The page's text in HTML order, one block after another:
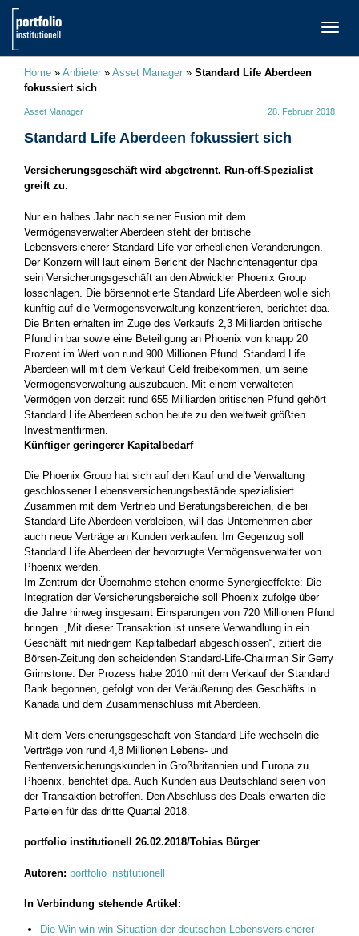
Home » Anbieter » Asset Manager » Standard Life Aberdeen
fokussiert sich
Asset Manager 28. Februar 2018
Standard Life Aberdeen fokussiert sich
Versicherungsgeschäft wird abgetrennt. Run-off-Spezialist
greift zu.
Nur ein halbes Jahr nach seiner Fusion mit dem
Vermögensverwalter Aberdeen steht der britische
Lebensversicherer Standard Life vor erheblichen Veränderungen.
Der Konzern will laut einem Bericht der Nachrichtenagentur dpa
sein Versicherungsgeschäft an den Abwickler Phoenix Group
losschlagen. Die börsennotierte Standard Life Aberdeen wolle sich
künftig auf die Vermögensverwaltung konzentrieren, berichtet dpa.
Die Briten erhalten im Zuge des Verkaufs 2,3 Milliarden britische
Pfund in bar sowie eine Beteiligung an Phoenix von knapp 20
Prozent im Wert von rund 900 Millionen Pfund. Standard Life
Aberdeen will mit dem Verkauf Geld freibekommen, um seine
Vermögensverwaltung auszubauen. Mit einem verwalteten
Vermögen von derzeit rund 655 Milliarden britischen Pfund gehört
Standard Life Aberdeen schon heute zu den weltweit größten
Investmentfirmen.
Künftiger geringerer Kapitalbedarf
Die Phoenix Group hat sich auf den Kauf und die Verwaltung
geschlossener Lebensversicherungsbestände spezialisiert.
Zusammen mit dem Vertrieb und Beratungsbereichen, die bei
Standard Life Aberdeen verbleiben, will das Unternehmen aber
auch neue Verträge an Kunden verkaufen. Im Gegenzug soll
Standard Life Aberdeen der bevorzugte Vermögensverwalter von
Phoenix werden.
Im Zentrum der Übernahme stehen enorme Synergieeffekte: Die
Integration der Versicherungsbereiche soll Phoenix zufolge über
die Jahre hinweg insgesamt Einsparungen von 720 Millionen Pfund
bringen. „Mit dieser Transaktion ist unsere Verwandlung in ein
Geschäft mit niedrigem Kapitalbedarf abgeschlossen“, zitiert die
Börsen-Zeitung den scheidenden Standard-Life-Chairman Sir Gerry
Grimstone. Der Prozess habe 2010 mit dem Verkauf der Standard
Bank begonnen, gefolgt von der Veräußerung des Geschäfts in
Kanada und dem Zusammenschluss mit Aberdeen.
Mit dem Versicherungsgeschäft von Standard Life wechseln die
Verträge von rund 4,8 Millionen Lebens- und
Rentenversicherungskunden in Großbritannien und Europa zu
Phoenix, berichtet dpa. Auch Kunden aus Deutschland seien von
der Transaktion betroffen. Den Abschluss des Deals erwarten die
Parteien für das dritte Quartal 2018.
portfolio institutionell 26.02.2018/Tobias Bürger
Autoren: portfolio institutionell
In Verbindung stehende Artikel:
Die Win-win-win-Situation der deutschen Lebensversicherer